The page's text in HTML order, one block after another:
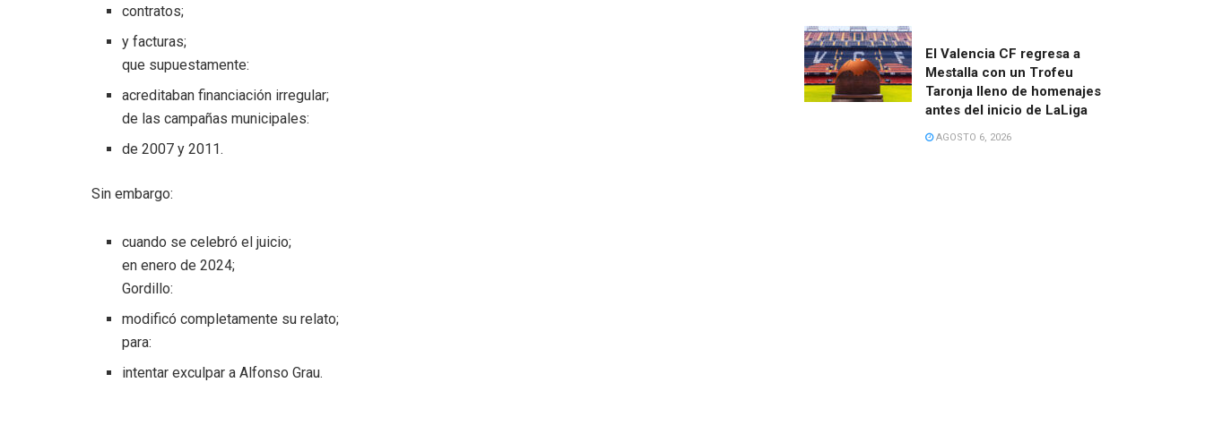
contratos;
y facturas;
que supuestamente:
acreditaban financiación irregular;
de las campañas municipales:
de 2007 y 2011.
Sin embargo:
cuando se celebró el juicio;
en enero de 2024;
Gordillo:
modificó completamente su relato;
para:
intentar exculpar a Alfonso Grau.
El Valencia CF regresa a
Mestalla con un Trofeu
Taronja lleno de homenajes
antes del inicio de LaLiga
AGOSTO 6, 2026